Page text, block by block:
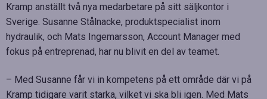
Kramp anställt två nya medarbetare på sitt säljkontor i
Sverige. Susanne Stålnacke, produktspecialist inom
hydraulik, och Mats Ingemarsson, Account Manager med
fokus på entreprenad, har nu blivit en del av teamet.
– Med Susanne får vi in kompetens på ett område där vi på
Kramp tidigare varit starka, vilket vi ska bli igen. Med Mats